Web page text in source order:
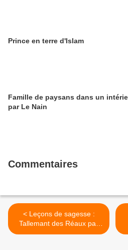
Prince en terre d'Islam
Famille de paysans dans un
par Le Nain
Commentaires
< Leçons de sagesse :
Tallemant des Réaux par
Jacques Fréville